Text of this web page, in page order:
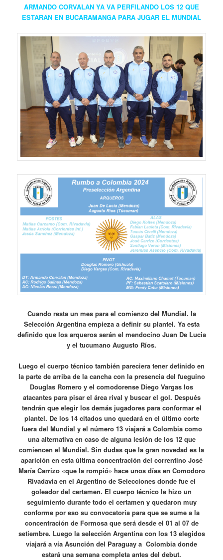
ARMANDO CORVALAN YA VA PERFILANDO LOS 12 QUE
ESTARAN EN BUCARAMANGA PARA JUGAR EL MUNDIAL
Cuando resta un mes para el comienzo del Mundial. la
Selección Argentina empieza a definir su plantel. Ya esta
definido que los arqueros serán el mendocino Juan De Lucia
y el tucumano Augusto Ríos.
Luego el cuerpo técnico también pareciera tener definido en
la parte de arriba de la cancha con la presencia del fueguino
Douglas Romero y el comodorense Diego Vargas los
atacantes para pisar el área rival y buscar el gol. Después
tendrán que elegir los demás jugadores para conformar el
plantel. De los 14 citados uno quedará en el último corte
fuera del Mundial y el número 13 viajará a Colombia como
una alternativa en caso de alguna lesión de los 12 que
comiencen el Mundial. Sin dudas que la gran novedad es la
aparición en esta última concentración del correntino José
María Carrizo «que la rompió» hace unos días en Comodoro
Rivadavia en el Argentino de Selecciones donde fue el
goleador del certamen. El cuerpo técnico le hizo un
seguimiento durante todo el certamen y quedaron muy
conforme por eso su convocatoria para que se sume a la
concentración de Formosa que será desde el 01 al 07 de
setiembre. Luego la selección Argentina con los 13 elegidos
viajará a vía Asunción del Paraguay a Colombia donde
estará una semana completa antes del debut.